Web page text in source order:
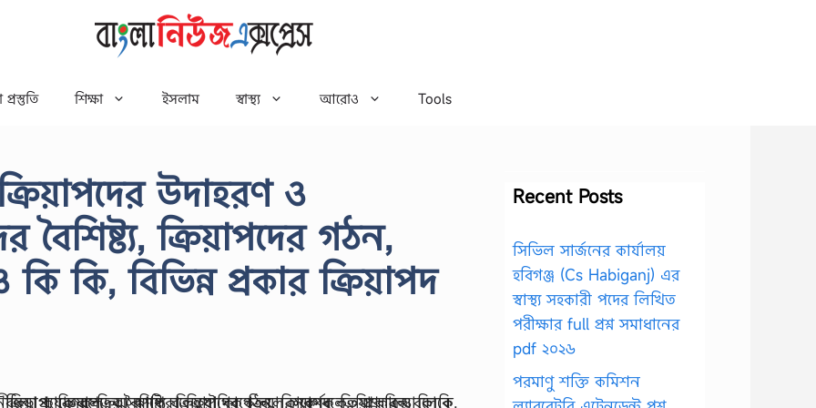
প্রস্তুতি শিক্ষা ইসলাম স্বাস্থ্য আরোও Tools
উদাহরণ ও
বৈশিষ্ট্য, ক্রিয়াপদের গঠন,
কি, বিভিন্ন প্রকার ক্রিয়াপদ
Recent Posts
সিভিল সার্জনের কার্যালয়
হবিগঞ্জ (Cs Habiganj) এর
স্বাস্থ্য সহকারী পদের লিখিত
পরীক্ষার full প্রশ্ন সমাধানের
pdf ২০২৬
পরমাণু শক্তি কমিশন